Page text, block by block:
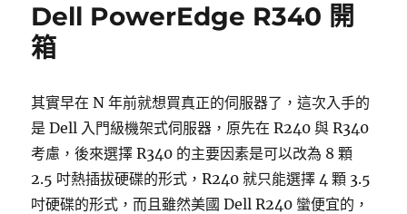
器
抗
DDoS
挑
戰〉
Dell PowerEdge R340 開
箱
其實早在 N 年前就想買真正的伺服器了，這次入手的
是 Dell 入門級機架式伺服器，原先在 R240 與 R340
考慮，後來選擇 R340 的主要因素是可以改為 8 顆
2.5 吋熱插拔硬碟的形式，R240 就只能選擇 4 顆 3.5
吋硬碟的形式，而且雖然美國 Dell R240 蠻便宜的，